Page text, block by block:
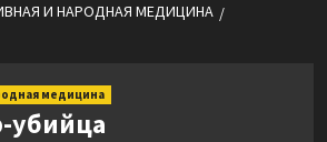
И НАРОДНАЯ МЕДИЦИНА
медицина
убийца